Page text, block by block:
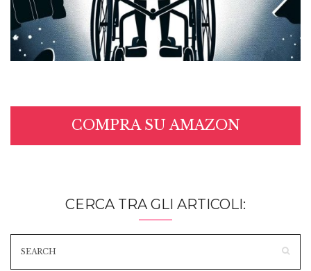
COMPRA SU AMAZON
CERCA TRA GLI ARTICOLI: